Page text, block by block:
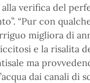
alla verifica del
“Pur con
migliora di
e la risalita
ma
dai canali di